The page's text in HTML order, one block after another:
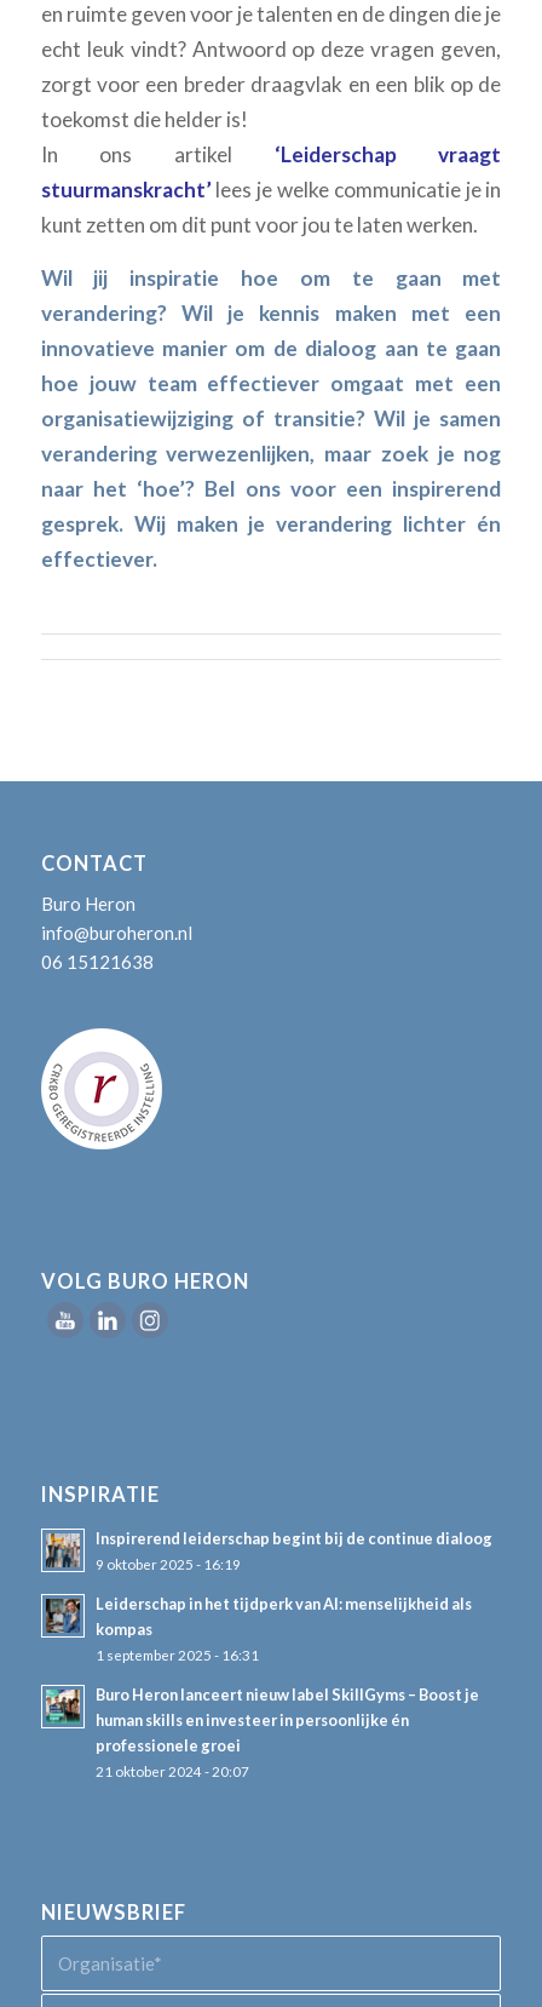
en ruimte geven voor je talenten en de dingen die je
echt leuk vindt? Antwoord op deze vragen geven,
zorgt voor een breder draagvlak en een blik op de
toekomst die helder is!
In ons artikel ‘Leiderschap vraagt
stuurmanskracht’lees je welke communicatie je in
kunt zetten om dit punt voor jou te laten werken.
Wil jij inspiratie hoe om te gaan met
verandering? Wil je kennis maken met een
innovatieve manier om de dialoog aan te gaan
hoe jouw team effectiever omgaat met een
organisatiewijziging of transitie? Wil je samen
verandering verwezenlijken, maar zoek je nog
naar het ‘hoe’? Bel ons voor een inspirerend
gesprek. Wij maken je verandering lichter én
effectiever.
CONTACT
Buro Heron
info@buroheron.nl
06 15121638
VOLG BURO HERON
INSPIRATIE
Inspirerend leiderschap begint bij de continue dialoog
9 oktober 2025 - 16:19
Leiderschap in het tijdperk van AI: menselijkheid als
kompas
1 september 2025 - 16:31
Buro Heron lanceert nieuw label SkillGyms – Boost je
human skills en investeer in persoonlijke én
professionele groei
21 oktober 2024 - 20:07
NIEUWSBRIEF